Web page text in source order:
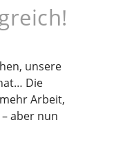
unsere
Die
Arbeit,
aber nun